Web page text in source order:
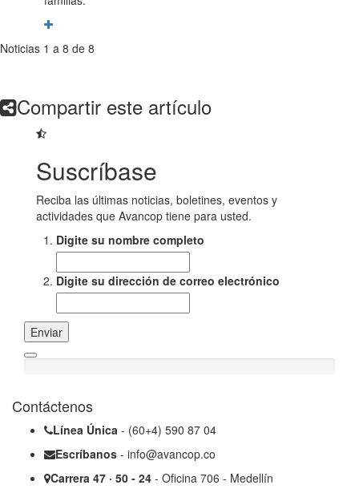
Noticias 1 a 8 de 8
Compartir este artículo
Suscríbase
Reciba las últimas noticias, boletines, eventos y
actividades que Avancop tiene para usted.
Digite su nombre completo
Digite su dirección de correo electrónico
Enviar
Contáctenos
Línea Única - (60+4) 590 87 04
Escríbanos - info@avancop.co
Carrera 47 · 50 - 24 - Oficina 706 - Medellín